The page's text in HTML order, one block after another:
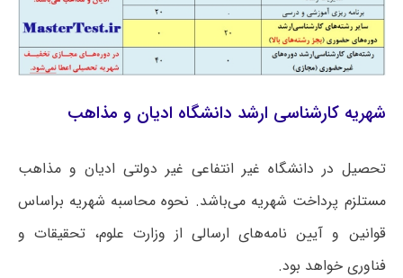
شهریه کارشناسی ارشد دانشگاه ادیان و مذاهب
تحصیل در دانشگاه غیر انتفاعی غیر دولتی ادیان و مذاهب
مستلزم پرداخت شهریه می‌باشد. نحوه محاسبه شهریه براساس
قوانین و آیین نامه‌های ارسالی از وزارت علوم، تحقیقات و
فناوری خواهد بود.